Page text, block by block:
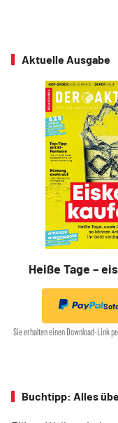
Aktuelle Ausgabe
Heiße Tage –
Sie erhalten einen Download-Link
Buchtipp: Alles